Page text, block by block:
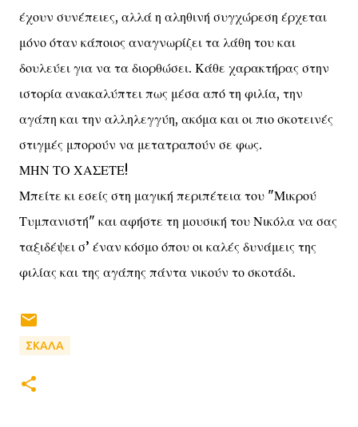
έχουν συνέπειες, αλλά η αληθινή συγχώρεση έρχεται
μόνο όταν κάποιος αναγνωρίζει τα λάθη του και
δουλεύει για να τα διορθώσει. Κάθε χαρακτήρας στην
ιστορία ανακαλύπτει πως μέσα από τη φιλία, την
αγάπη και την αλληλεγγύη, ακόμα και οι πιο σκοτεινές
στιγμές μπορούν να μετατραπούν σε φως.
ΜΗΝ ΤΟ ΧΑΣΕΤΕ!
Μπείτε κι εσείς στη μαγική περιπέτεια του "Μικρού
Τυμπανιστή" και αφήστε τη μουσική του Νικόλα να σας
ταξιδέψει σ’ έναν κόσμο όπου οι καλές δυνάμεις της
φιλίας και της αγάπης πάντα νικούν το σκοτάδι.
ΣΚΑΛΑ